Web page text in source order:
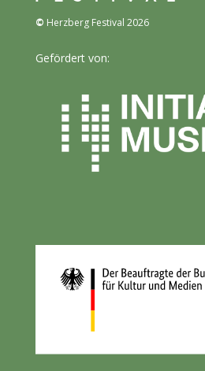
© Herzberg Festival 2026
Gefördert von: